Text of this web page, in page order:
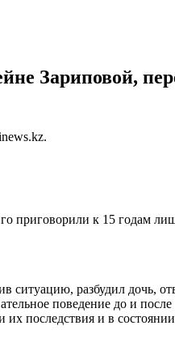
Зариповой,
приговорили к 15 годам
разбудил дочь,
поведение до и
последствия и в